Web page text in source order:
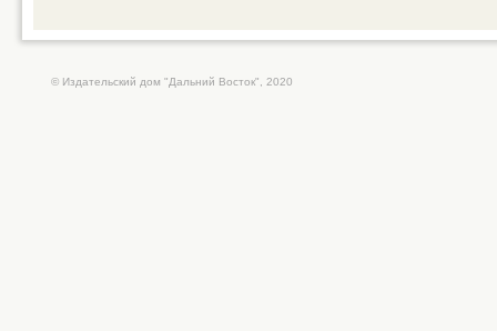
© Издательский дом "Дальний Восток", 2020